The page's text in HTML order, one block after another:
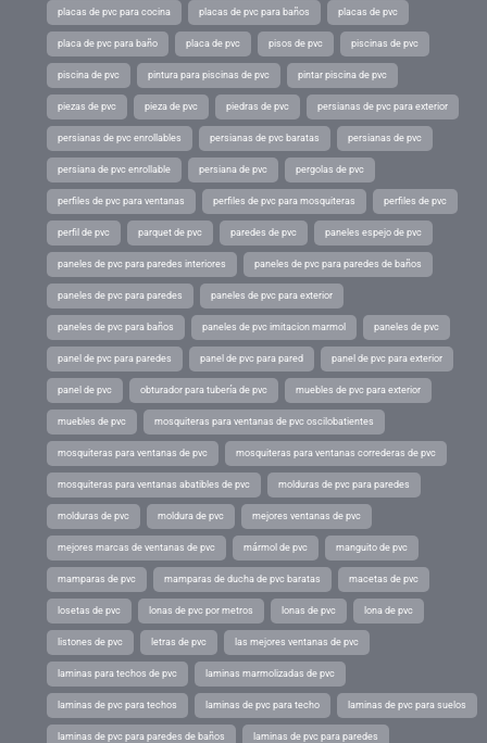
placas de pvc para cocina placas de pvc para baños placas de pvc
placa de pvc para baño placa de pvc pisos de pvc piscinas de pvc
piscina de pvc pintura para piscinas de pvc pintar piscina de pvc
piezas de pvc pieza de pvc piedras de pvc persianas de pvc para exterior
persianas de pvc enrollables persianas de pvc baratas persianas de pvc
persiana de pvc enrollable persiana de pvc pergolas de pvc
perfiles de pvc para ventanas perfiles de pvc para mosquiteras perfiles de pvc
perfil de pvc parquet de pvc paredes de pvc paneles espejo de pvc
paneles de pvc para paredes interiores paneles de pvc para paredes de baños
paneles de pvc para paredes paneles de pvc para exterior
paneles de pvc para baños paneles de pvc imitacion marmol paneles de pvc
panel de pvc para paredes panel de pvc para pared panel de pvc para exterior
panel de pvc obturador para tubería de pvc muebles de pvc para exterior
muebles de pvc mosquiteras para ventanas de pvc oscilobatientes
mosquiteras para ventanas de pvc mosquiteras para ventanas correderas de pvc
mosquiteras para ventanas abatibles de pvc molduras de pvc para paredes
molduras de pvc moldura de pvc mejores ventanas de pvc
mejores marcas de ventanas de pvc mármol de pvc manguito de pvc
mamparas de pvc mamparas de ducha de pvc baratas macetas de pvc
losetas de pvc lonas de pvc por metros lonas de pvc lona de pvc
listones de pvc letras de pvc las mejores ventanas de pvc
laminas para techos de pvc laminas marmolizadas de pvc
laminas de pvc para techos laminas de pvc para techo laminas de pvc para suelos
laminas de pvc para paredes de baños laminas de pvc para paredes